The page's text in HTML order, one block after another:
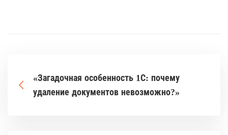
«Загадочная особенность 1С: почему
удаление документов невозможно?»